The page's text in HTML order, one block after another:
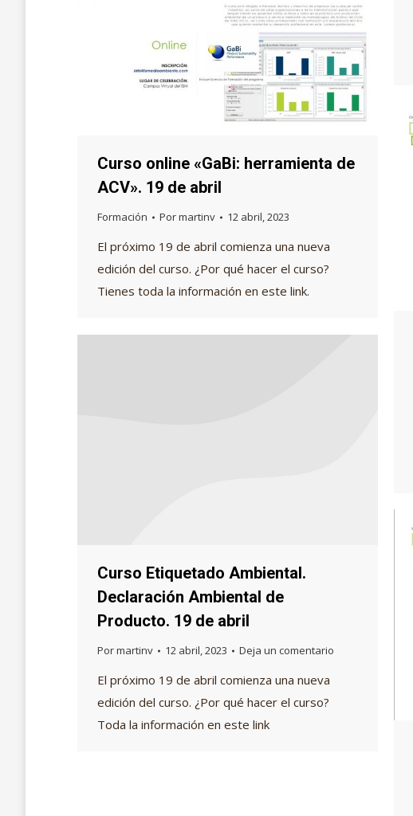
Curso online «GaBi: herramienta de
ACV». 19 de abril
Formación Pormartinv 12 abril, 2023
El próximo 19 de abril comienza una nueva
edición del curso. ¿Por qué hacer el curso?
Tienes toda la información en este link.
Curso Etiquetado Ambiental.
Declaración Ambiental de
Producto. 19 de abril
Pormartinv 12 abril, 2023 Deja un comentario
El próximo 19 de abril comienza una nueva
edición del curso. ¿Por qué hacer el curso?
Toda la información en este link